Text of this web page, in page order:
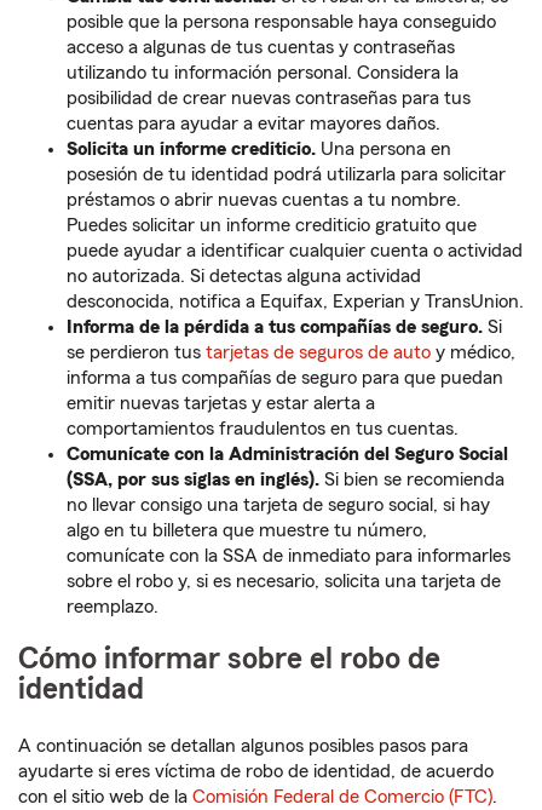
posible que la persona responsable haya conseguido
acceso a algunas de tus cuentas y contraseñas
utilizando tu información personal. Considera la
posibilidad de crear nuevas contraseñas para tus
cuentas para ayudar a evitar mayores daños.
Solicita un informe crediticio. Una persona en
posesión de tu identidad podrá utilizarla para solicitar
préstamos o abrir nuevas cuentas a tu nombre.
Puedes solicitar un informe crediticio gratuito que
puede ayudar a identificar cualquier cuenta o actividad
no autorizada. Si detectas alguna actividad
desconocida, notifica a Equifax, Experian y TransUnion.
Informa de la pérdida a tus compañías de seguro. Si
se perdieron tus tarjetas de seguros de auto y médico,
informa a tus compañías de seguro para que puedan
emitir nuevas tarjetas y estar alerta a
comportamientos fraudulentos en tus cuentas.
Comunícate con la Administración del Seguro Social
(SSA, por sus siglas en inglés). Si bien se recomienda
no llevar consigo una tarjeta de seguro social, si hay
algo en tu billetera que muestre tu número,
comunícate con la SSA de inmediato para informarles
sobre el robo y, si es necesario, solicita una tarjeta de
reemplazo.
Cómo informar sobre el robo de
identidad
A continuación se detallan algunos posibles pasos para
ayudarte si eres víctima de robo de identidad, de acuerdo
con el sitio web de la Comisión Federal de Comercio (FTC).